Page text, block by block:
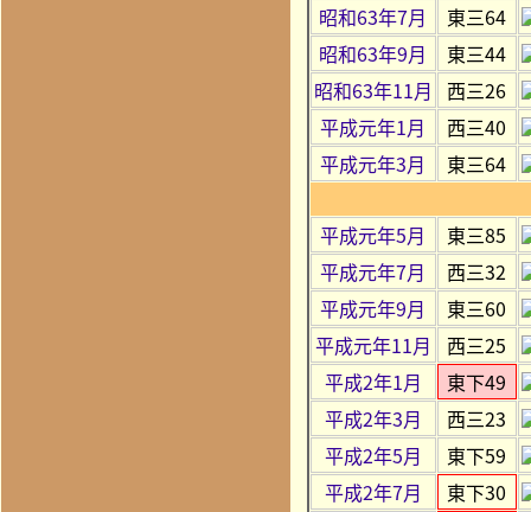
昭和63年7月
東三64
昭和63年9月
東三44
昭和63年11月
西三26
平成元年1月
西三40
平成元年3月
東三64
平成元年5月
東三85
平成元年7月
西三32
平成元年9月
東三60
平成元年11月
西三25
平成2年1月
東下49
平成2年3月
西三23
平成2年5月
東下59
平成2年7月
東下30